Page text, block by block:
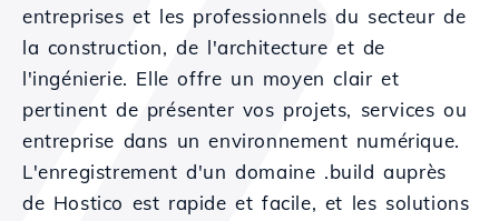
entreprises et les professionnels du secteur de
la construction, de l'architecture et de
l'ingénierie. Elle offre un moyen clair et
pertinent de présenter vos projets, services ou
entreprise dans un environnement numérique.
L'enregistrement d'un domaine .build auprès
de Hostico est rapide et facile, et les solutions